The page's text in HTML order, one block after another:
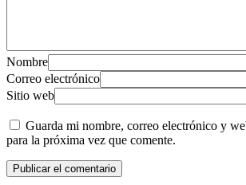
Nombre
Correo electrónico
Sitio web
Guarda mi nombre, correo electrónico y
para la próxima vez que comente.